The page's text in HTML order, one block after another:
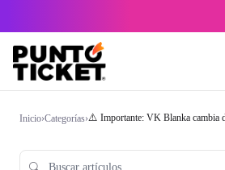
Inicio›Categorías›⚠️ Importante: VK Blanka cambia